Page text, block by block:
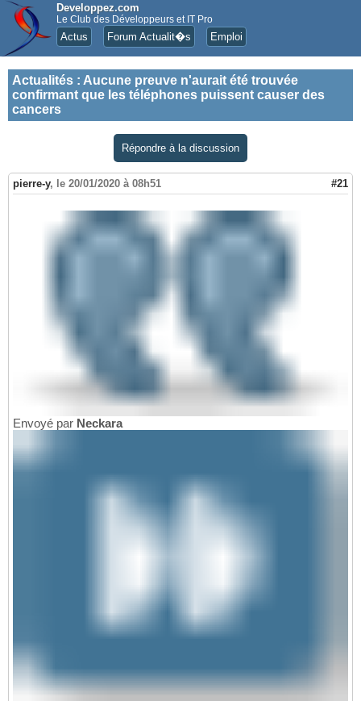
Developpez.com
Le Club des Développeurs et IT Pro
Actus Forum Actualit�s Emploi
Actualités : Aucune preuve n'aurait été trouvée
confirmant que les téléphones puissent causer des
cancers
Répondre à la discussion
pierre-y, le 20/01/2020 à 08h51 #21
Envoyé par Neckara